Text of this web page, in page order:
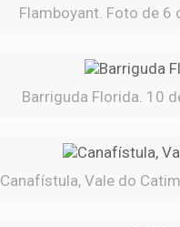
Flamboyant. Foto de
Barriguda Florida. 10
Canafístula, Vale do